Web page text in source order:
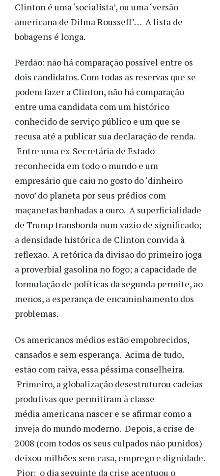
Clinton é uma ‘socialista’, ou uma ‘versão
americana de Dilma Rousseff’… A lista de
bobagens é longa.
Perdão: não há comparação possível entre os
dois candidatos. Com todas as reservas que se
podem fazer a Clinton, não há comparação
entre uma candidata com um histórico
conhecido de serviço público e um que se
recusa até a publicar sua declaração de renda.
Entre uma ex-Secretária de Estado
reconhecida em todo o mundo e um
empresário que caiu no gosto do ‘dinheiro
novo’ do planeta por seus prédios com
maçanetas banhadas a ouro. A superficialidade
de Trump transborda num vazio de significado;
a densidade histórica de Clinton convida à
reflexão. A retórica da divisão do primeiro joga
a proverbial gasolina no fogo; a capacidade de
formulação de políticas da segunda permite, ao
menos, a esperança de encaminhamento dos
problemas.
Os americanos médios estão empobrecidos,
cansados e sem esperança. Acima de tudo,
estão com raiva, essa péssima conselheira.
Primeiro, a globalização desestruturou cadeias
produtivas que permitiram à classe
média americana nascer e se afirmar como a
inveja do mundo moderno. Depois, a crise de
2008 (com todos os seus culpados não punidos)
deixou milhões sem casa, emprego e dignidade.
Pior: o dia seguinte da crise acentuou o